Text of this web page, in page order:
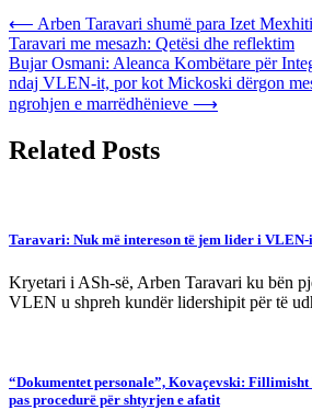
Post
navigation
⟵ Arben Taravari shumë para Izet
Taravari me mesazh: Qetësi dhe reflektim
Bujar Osmani: Aleanca Kombëtare për
ndaj VLEN-it, por kot Mickoski dërgon
ngrohjen e marrëdhënieve ⟶
Related Posts
Taravari: Nuk më intereson të jem lider i
Kryetari i ASh-së, Arben Taravari ku bën
VLEN u shpreh kundër lidershipit për të
“Dokumentet personale”, Kovaçevski:
pas procedurë për shtyrjen e afatit